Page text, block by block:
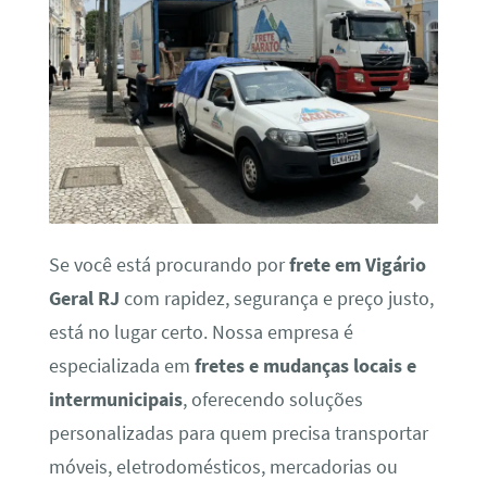
Se você está procurando porfrete em Vigário
Geral RJ com rapidez, segurança e preço justo,
está no lugar certo. Nossa empresa é
especializada em fretes e mudanças locais e
intermunicipais, oferecendo soluções
personalizadas para quem precisa transportar
móveis, eletrodomésticos, mercadorias ou